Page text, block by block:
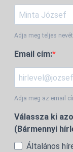
Adja meg teljes
Email cím:
Adja meg az email
Válassza ki
(Bármennyi
Általános